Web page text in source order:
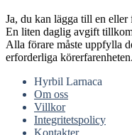
Ja, du kan lägga till en
En liten daglig avgift
Alla förare måste uppfylla
erforderliga körerfarenheten.
Hyrbil Larnaca
Om oss
Villkor
Integritetspolicy